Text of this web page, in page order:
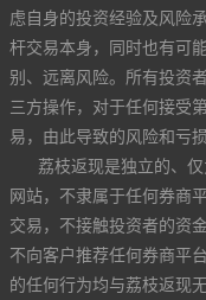
虑自身的投资经验及风险
杆交易本身，同时也有可
别、远离风险。所有投资
三方操作，对于任何接受
易，由此导致的风险和亏
荔枝返现是独立的、
网站，不隶属于任何券商
交易，不接触投资者的资
不向客户推荐任何券商平
的任何行为均与荔枝返现无